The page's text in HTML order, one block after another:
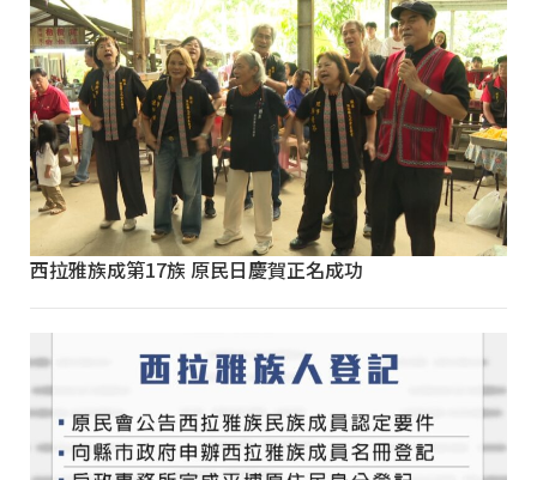
西拉雅族成第17族 原民日慶賀正名成功